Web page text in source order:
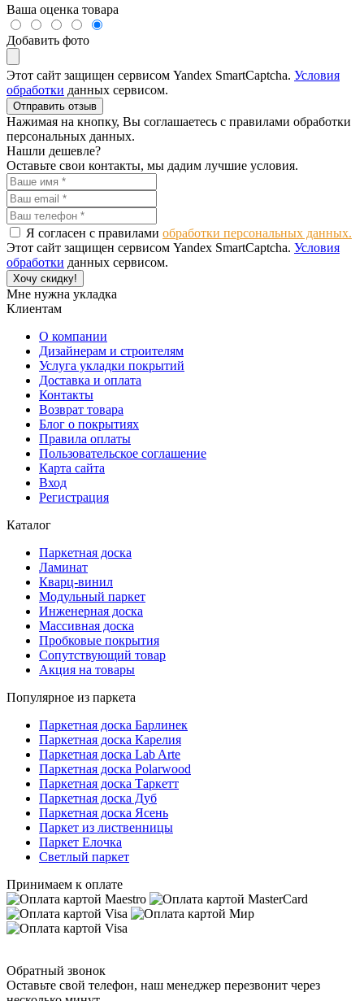
Ваша оценка товара
Добавить фото
Этот сайт защищен сервисом Yandex SmartCaptcha. Условия
обработки данных сервисом.
Отправить отзыв
Нажимая на кнопку, Вы соглашаетесь с правилами обработки
персональных данных.
Нашли дешевле?
Оставьте свои контакты, мы дадим лучшие условия.
Я согласен с правилами обработки персональных данных.
Этот сайт защищен сервисом Yandex SmartCaptcha. Условия
обработки данных сервисом.
Хочу скидку!
Мне нужна укладка
Клиентам
О компании
Дизайнерам и строителям
Услуга укладки покрытий
Доставка и оплата
Контакты
Возврат товара
Блог о покрытиях
Правила оплаты
Пользовательское соглашение
Карта сайта
Вход
Регистрация
Каталог
Паркетная доска
Ламинат
Кварц-винил
Модульный паркет
Инженерная доска
Массивная доска
Пробковые покрытия
Сопутствующий товар
Акция на товары
Популярное из паркета
Паркетная доска Барлинек
Паркетная доска Карелия
Паркетная доска Lab Arte
Паркетная доска Polarwood
Паркетная доска Таркетт
Паркетная доска Дуб
Паркетная доска Ясень
Паркет из лиственницы
Паркет Елочка
Светлый паркет
Принимаем к оплате
Обратный звонок
Оставьте свой телефон, наш менеджер перезвонит через